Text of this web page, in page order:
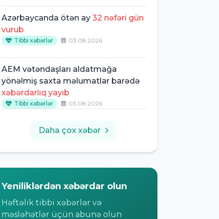
Azərbaycanda ötən ay32 nəfəri gün
vurub
Tibbi xəbərlər 03.08.2026
AEM vətəndaşları aldatmağa
yönəlmiş saxta məlumatlar barədə
xəbərdarlıq yayıb
Tibbi xəbərlər 03.08.2026
Daha çox xəbər
Yeniliklərdən xəbərdar olun
Həftəlik tibbi xəbərlər və
məsləhətlər üçün abunə olun